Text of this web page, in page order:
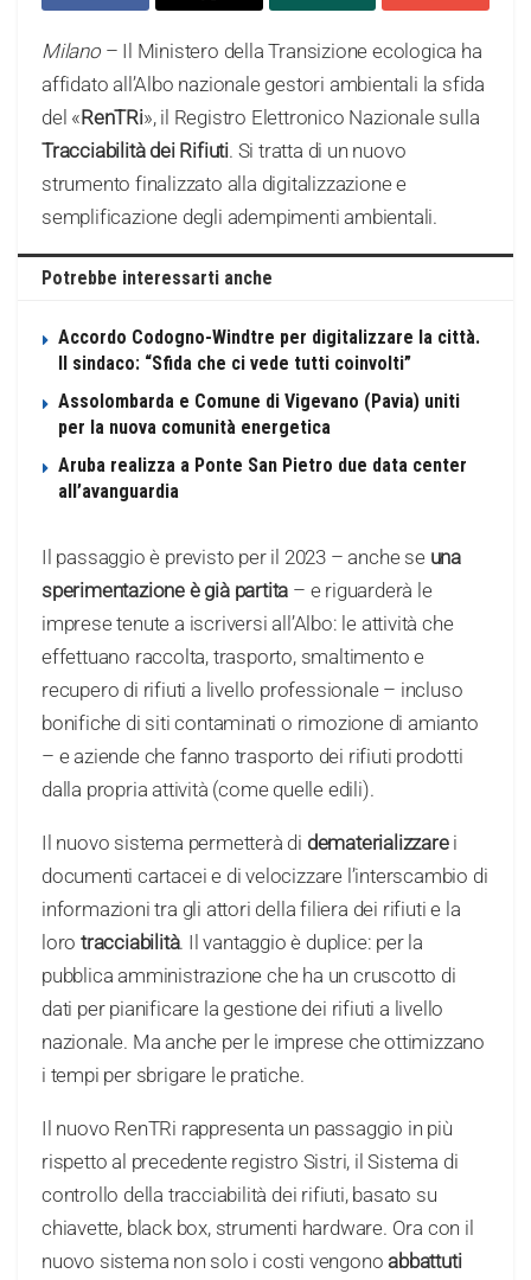
Milano– Il Ministero della Transizione ecologica ha
affidato all’Albo nazionale gestori ambientali la sfida
del «RenTRi», il Registro Elettronico Nazionale sulla
Tracciabilità dei Rifiuti. Si tratta di un nuovo
strumento finalizzato alla digitalizzazione e
semplificazione degli adempimenti ambientali.
Potrebbe interessarti anche
Accordo Codogno-Windtre per digitalizzare la città.
Il sindaco: “Sfida che ci vede tutti coinvolti”
Assolombarda e Comune di Vigevano (Pavia) uniti
per la nuova comunità energetica
Aruba realizza a Ponte San Pietro due data center
all’avanguardia
Il passaggio è previsto per il 2023 – anche se una
sperimentazione è già partita – e riguarderà le
imprese tenute a iscriversi all’Albo: le attività che
effettuano raccolta, trasporto, smaltimento e
recupero di rifiuti a livello professionale – incluso
bonifiche di siti contaminati o rimozione di amianto
– e aziende che fanno trasporto dei rifiuti prodotti
dalla propria attività (come quelle edili).
Il nuovo sistema permetterà di dematerializzarei
documenti cartacei e di velocizzare l’interscambio di
informazioni tra gli attori della filiera dei rifiuti e la
loro tracciabilità. Il vantaggio è duplice: per la
pubblica amministrazione che ha un cruscotto di
dati per pianificare la gestione dei rifiuti a livello
nazionale. Ma anche per le imprese che ottimizzano
i tempi per sbrigare le pratiche.
Il nuovo RenTRi rappresenta un passaggio in più
rispetto al precedente registro Sistri, il Sistema di
controllo della tracciabilità dei rifiuti, basato su
chiavette, black box, strumenti hardware. Ora con il
nuovo sistema non solo i costi vengonoabbattuti